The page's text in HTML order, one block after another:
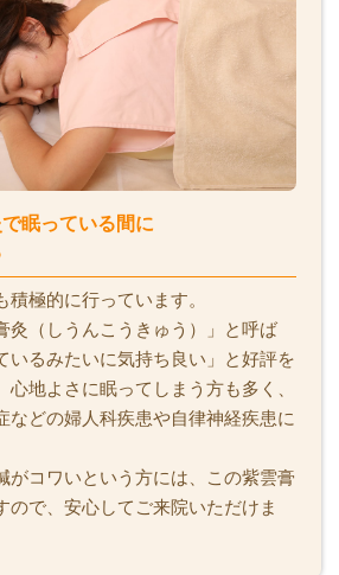
眠っている間に
積極的に行っています。
灸（しうんこうきゅう）」と呼ば
いるみたいに気持ち良い」と好評を
心地よさに眠ってしまう方も多く、
などの婦人科疾患や自律神経疾患に
がコワいという方には、この紫雲膏
ので、安心してご来院いただけま